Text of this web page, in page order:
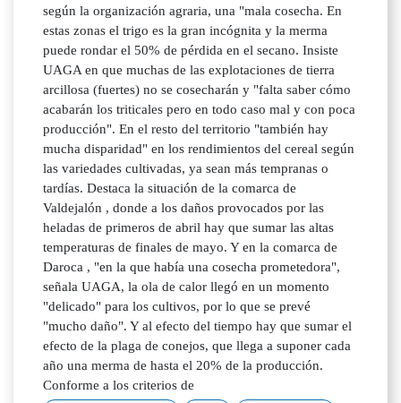
según la organización agraria, una "mala cosecha. En
estas zonas el trigo es la gran incógnita y la merma
puede rondar el 50% de pérdida en el secano. Insiste
UAGA en que muchas de las explotaciones de tierra
arcillosa (fuertes) no se cosecharán y "falta saber cómo
acabarán los triticales pero en todo caso mal y con poca
producción". En el resto del territorio "también hay
mucha disparidad" en los rendimientos del cereal según
las variedades cultivadas, ya sean más tempranas o
tardías. Destaca la situación de la comarca de
Valdejalón , donde a los daños provocados por las
heladas de primeros de abril hay que sumar las altas
temperaturas de finales de mayo. Y en la comarca de
Daroca , "en la que había una cosecha prometedora",
señala UAGA, la ola de calor llegó en un momento
"delicado" para los cultivos, por lo que se prevé
"mucho daño". Y al efecto del tiempo hay que sumar el
efecto de la plaga de conejos, que llega a suponer cada
año una merma de hasta el 20% de la producción.
Conforme a los criterios de